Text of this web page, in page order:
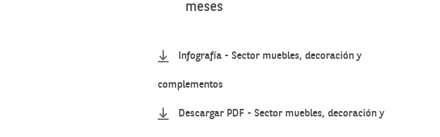
meses
Infografía - Sector muebles, decoración y
complementos
Descargar PDF - Sector muebles, decoración y